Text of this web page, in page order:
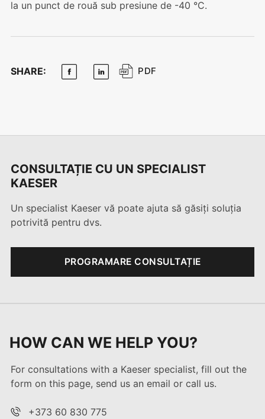
la un punct de rouă sub presiune de -40 °C.
SHARE: PDF
CONSULTAȚIE CU UN SPECIALIST
KAESER
Un specialist Kaeser vă poate ajuta să găsiți soluția
potrivită pentru dvs.
PROGRAMARE CONSULTAȚIE
HOW CAN WE HELP YOU?
For consultations with a Kaeser specialist, fill out the
form on this page, send us an email or call us.
+373 60 830 775